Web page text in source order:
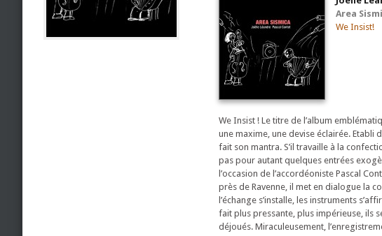
Area
We Insist!
We Insist ! Le titre de l’album
une maxime, une devise éclairée. Etabli
fait son mantra. S’il travaille à la
pas pour autant quelques entrées
l’occasion de l’accordéoniste Pascal
près de Ravenne, il met en dialogue la
l’échange s’installe, les instruments
fait plus pressante, plus impérieuse, ils
déjoués. Miraculeusement,